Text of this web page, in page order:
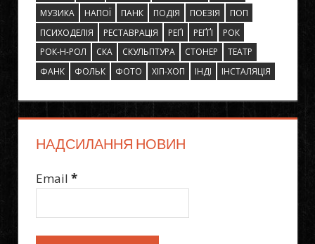
МУЗИКА
НАПОЇ ПАНК ПОДІЯ ПОЕЗІЯ
ПОП
ПСИХОДЕЛІЯ
РЕСТАВРАЦІЯ РЕҐІ РЕҐҐІ
РОК
РОК-Н-РОЛ
СКА СКУЛЬПТУРА СТОНЕР
ТЕАТР
ФАНК
ФОЛЬК ФОТО ХІП-ХОП ІНДІ ІНСТАЛЯЦІЯ
НАДСИЛАННЯ НОВИН
Email *